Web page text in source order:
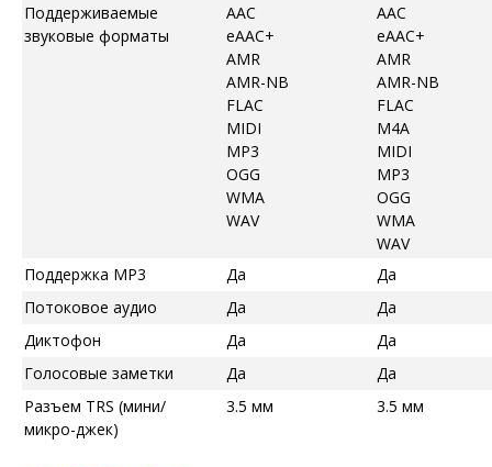
Поддерживаемые
звуковые форматы
AAC
eAAC+
AMR
AMR-NB
FLAC
MIDI
MP3
OGG
WMA
WAV
AAC
eAAC+
AMR
AMR-NB
FLAC
M4A
MIDI
MP3
OGG
WMA
WAV
Поддержка MP3
Да
Да
Потоковое аудио
Да
Да
Диктофон
Да
Да
Голосовые заметки
Да
Да
Разъем TRS (мини/
микро-джек)
3.5 мм 3.5 мм